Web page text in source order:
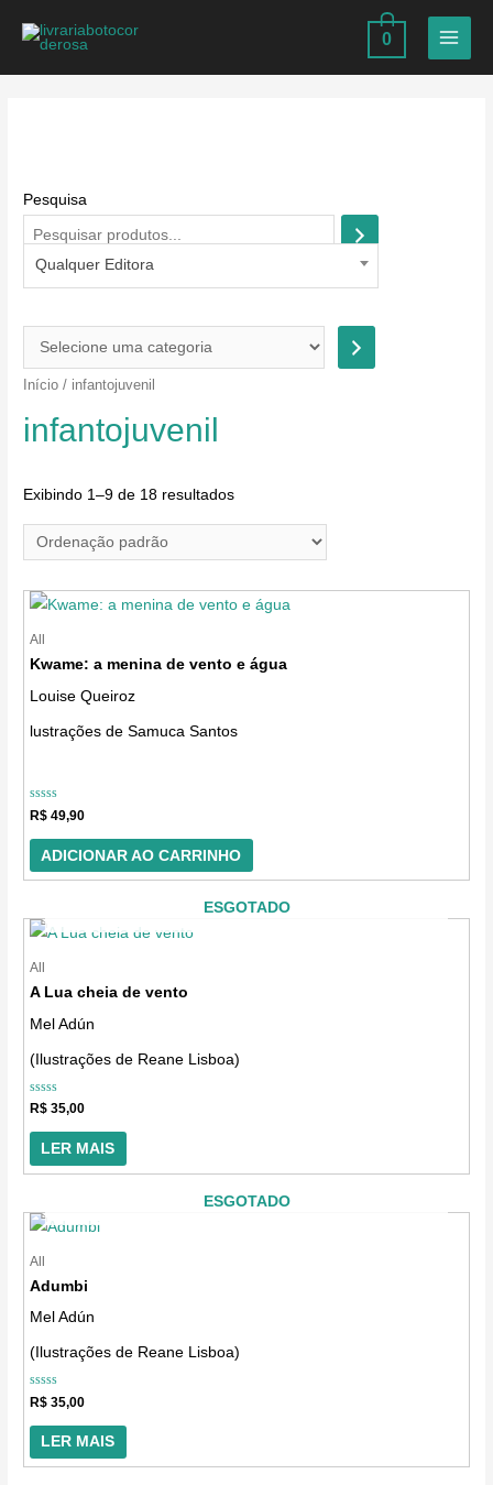
para
0
MAIN
Início / infantojuvenil
infantojuvenil
Exibindo 1–9 de 18 resultados
All
Kwame: a menina de vento e água
Louise Queiroz
lustrações de Samuca Santos
Avaliação
0
de
R$ 49,90
ADICIONAR AO CARRINHO
ESGOTADO
All
A Lua cheia de vento
Mel Adún
(Ilustrações de Reane Lisboa)
Avaliação
de
R$ 35,00
LER MAIS
ESGOTADO
All
Adumbi
Mel Adún
(Ilustrações de Reane Lisboa)
Avaliação
0
de
R$ 35,00
LER MAIS
Pesquisa
Qualquer Editora
e
e
i
u
m
a
a
g
o
a